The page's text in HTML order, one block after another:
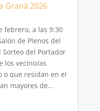
Graná 2026
febrero, a las 9:30
de Plenos del
del Portador
los vecino/as
o que residan en el
mayores de...